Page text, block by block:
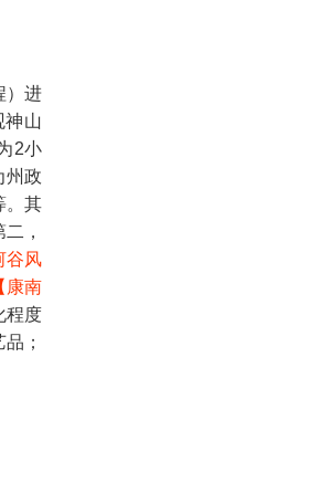
）进
神山
2小
州政
。其
，
谷风
康南
程度
；